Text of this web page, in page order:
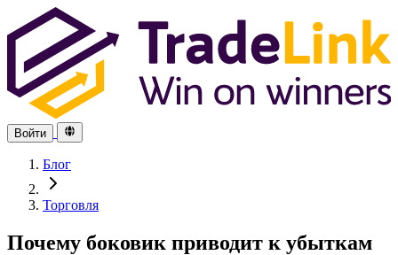
Войти
Блог
Торговля
Почему боковик приводит к убыткам